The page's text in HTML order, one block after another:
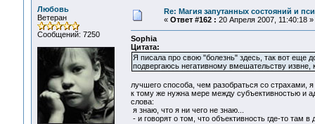
Любовь
Ветеран
Сообщений: 7250
Re: Магия запутанных состояний и
« Ответ #162 : 20 Апреля 2007, 11:40:18 »
Sophia
Цитата:
Я писала про свою "болезнь" здесь, так вот еще
подвергаюсь негативному вмешательству извне,
лучшего способа, чем разобраться со страхами,
к тому же нужна мере между субъективностью и
слова:
я знаю, что я ни чего не знаю...
- и говорят о том, что объективность где-то там в